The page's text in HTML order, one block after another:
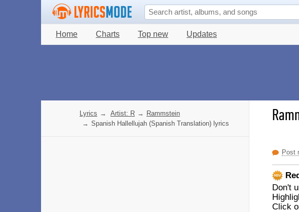
Home Charts Top new Updates
Post
Don't
Click
Lyrics → Artist: R → Rammstein
→ Spanish Hallellujah (Spanish Translation) lyrics